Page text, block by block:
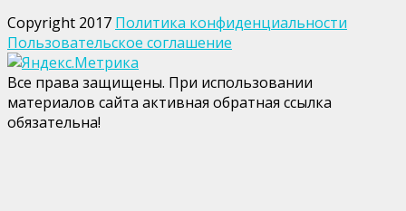
Copyright 2017 Политика конфиденциальности
Пользовательское соглашение
Все права защищены. При использовании
материалов сайта активная обратная ссылка
обязательна!